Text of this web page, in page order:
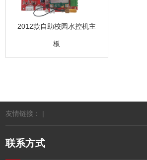
2012款自助校园水控机主
板
友情链接： |
联系方式